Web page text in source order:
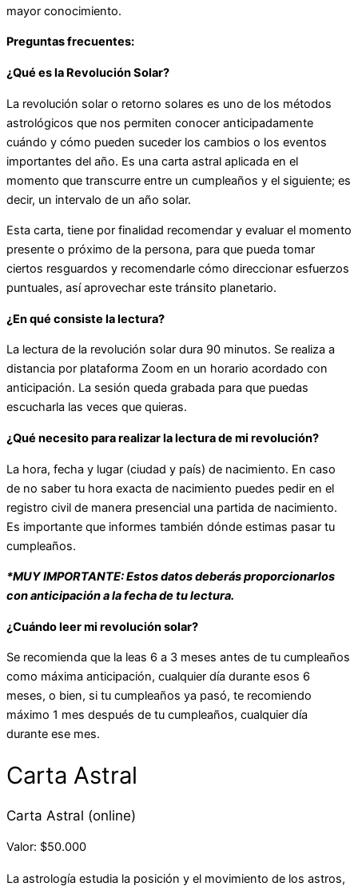
mayor conocimiento.
Preguntas frecuentes:
¿Qué es la Revolución Solar?
La revolución solar o retorno solares es uno de los métodos
astrológicos que nos permiten conocer anticipadamente
cuándo y cómo pueden suceder los cambios o los eventos
importantes del año. Es una carta astral aplicada en el
momento que transcurre entre un cumpleaños y el siguiente; es
decir, un intervalo de un año solar.
Esta carta, tiene por finalidad recomendar y evaluar el momento
presente o próximo de la persona, para que pueda tomar
ciertos resguardos y recomendarle cómo direccionar esfuerzos
puntuales, así aprovechar este tránsito planetario.
¿En qué consiste la lectura?
La lectura de la revolución solar dura 90 minutos. Se realiza a
distancia por plataforma Zoom en un horario acordado con
anticipación. La sesión queda grabada para que puedas
escucharla las veces que quieras.
¿Qué necesito para realizar la lectura de mi revolución?
La hora, fecha y lugar (ciudad y país) de nacimiento. En caso
de no saber tu hora exacta de nacimiento puedes pedir en el
registro civil de manera presencial una partida de nacimiento.
Es importante que informes también dónde estimas pasar tu
cumpleaños.
*MUY IMPORTANTE: Estos datos deberás proporcionarlos
con anticipación a la fecha de tu lectura.
¿Cuándo leer mi revolución solar?
Se recomienda que la leas 6 a 3 meses antes de tu cumpleaños
como máxima anticipación, cualquier día durante esos 6
meses, o bien, si tu cumpleaños ya pasó, te recomiendo
máximo 1 mes después de tu cumpleaños, cualquier día
durante ese mes.
Carta Astral
Carta Astral (online)
Valor: $50.000
La astrología estudia la posición y el movimiento de los astros,